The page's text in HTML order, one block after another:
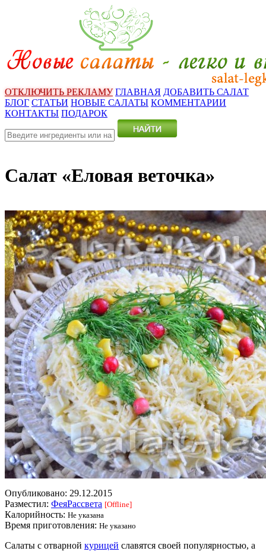
ОТКЛЮЧИТЬ РЕКЛАМУ ГЛАВНАЯ ДОБАВИТЬ САЛАТ
БЛОГ СТАТЬИ НОВЫЕ САЛАТЫ КОММЕНТАРИИ
КОНТАКТЫ ПОДАРОК
Салат «Еловая веточка»
Опубликовано: 29.12.2015
Разместил: ФеяРассвета [Offline]
Калорийность: Не указана
Время приготовления: Не указано
Салаты с отварной курицей славятся своей популярностью, а